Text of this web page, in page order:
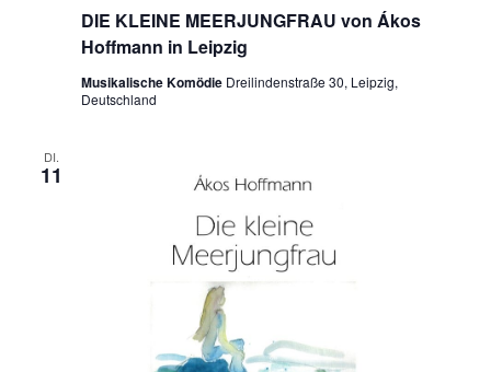
DIE KLEINE MEERJUNGFRAU von Ákos
Hoffmann in Leipzig
Musikalische Komödie Dreilindenstraße 30, Leipzig,
Deutschland
DI.
11